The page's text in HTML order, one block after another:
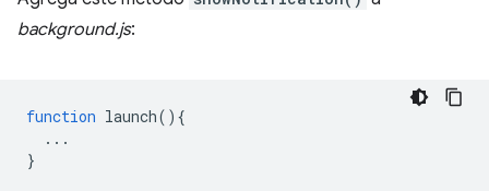
background.js:
function launch() {
...
}